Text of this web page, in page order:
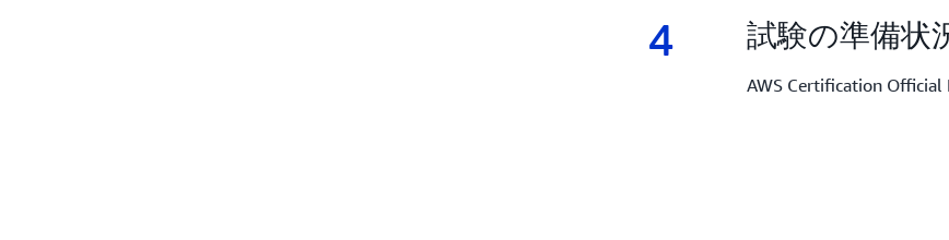
4 4.
試験の準備状
AWS Certification Official